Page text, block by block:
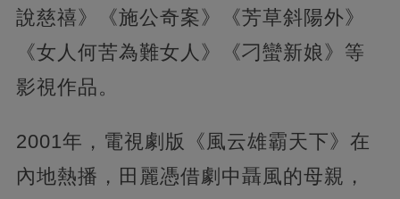
說慈禧》《施公奇案》《芳草斜陽外》
《女人何苦為難女人》《刁蠻新娘》等
影視作品。
2001年，電視劇版《風云雄霸天下》在
內地熱播，田麗憑借劇中聶風的母親，